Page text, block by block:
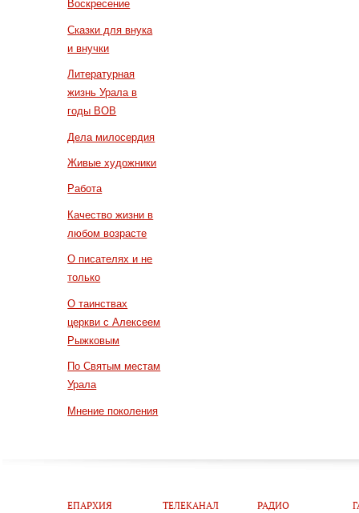
Воскресение
Сказки для внука
и внучки
Литературная
жизнь Урала в
годы ВОВ
Дела милосердия
Живые художники
Работа
Качество жизни в
любом возрасте
О писателях и не
только
О таинствах
церкви с Алексеем
Рыжковым
По Святым местам
Урала
Мнение поколения
ЕПАРХИЯ
ТЕЛЕКАНАЛ
РАДИО